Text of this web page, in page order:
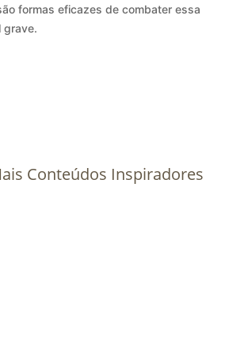
formas eficazes de combater essa
grave.
Conteúdos Inspiradores